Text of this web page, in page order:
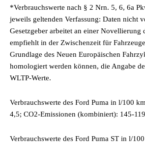
*Verbrauchswerte nach § 2 Nrn. 5, 6, 6a
jeweils geltenden Verfassung: Daten nicht
Gesetzgeber arbeitet an einer
empfiehlt in der Zwischenzeit für
Grundlage des Neuen Europäischen
homologiert werden können, die Angabe
WLTP-Werte.
Verbrauchswerte des Ford Puma in l/100
4,5; CO2-Emissionen (kombiniert): 145-
Verbrauchswerte des Ford Puma ST in l/